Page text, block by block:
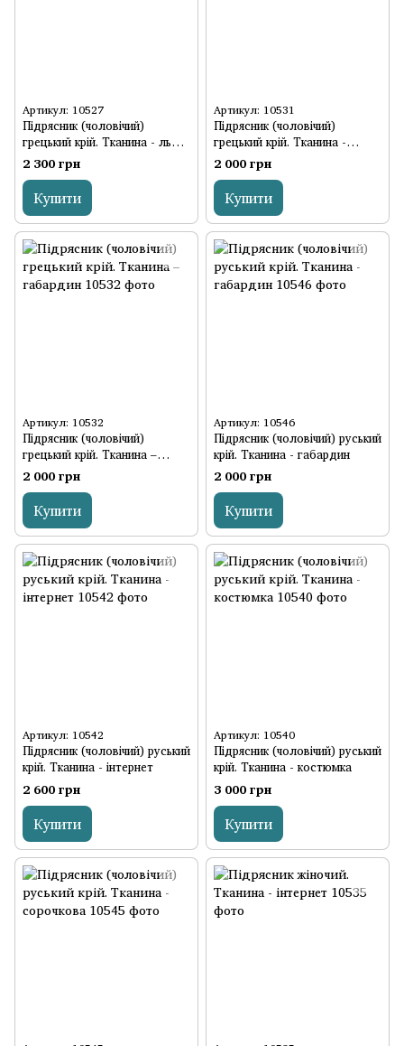
Артикул: 10527
Підрясник (чоловічий)
грецький крій. Тканина - льон-
габардин
2 300 грн
Купити
Артикул: 10531
Підрясник (чоловічий)
грецький крій. Тканина -
сорочкова
2 000 грн
Купити
Артикул: 10532
Підрясник (чоловічий)
грецький крій. Тканина –
габардин
2 000 грн
Купити
Артикул: 10546
Підрясник (чоловічий) руський
крій. Тканина - габардин
2 000 грн
Купити
Артикул: 10542
Підрясник (чоловічий) руський
крій. Тканина - інтернет
2 600 грн
Купити
Артикул: 10540
Підрясник (чоловічий) руський
крій. Тканина - костюмка
3 000 грн
Купити